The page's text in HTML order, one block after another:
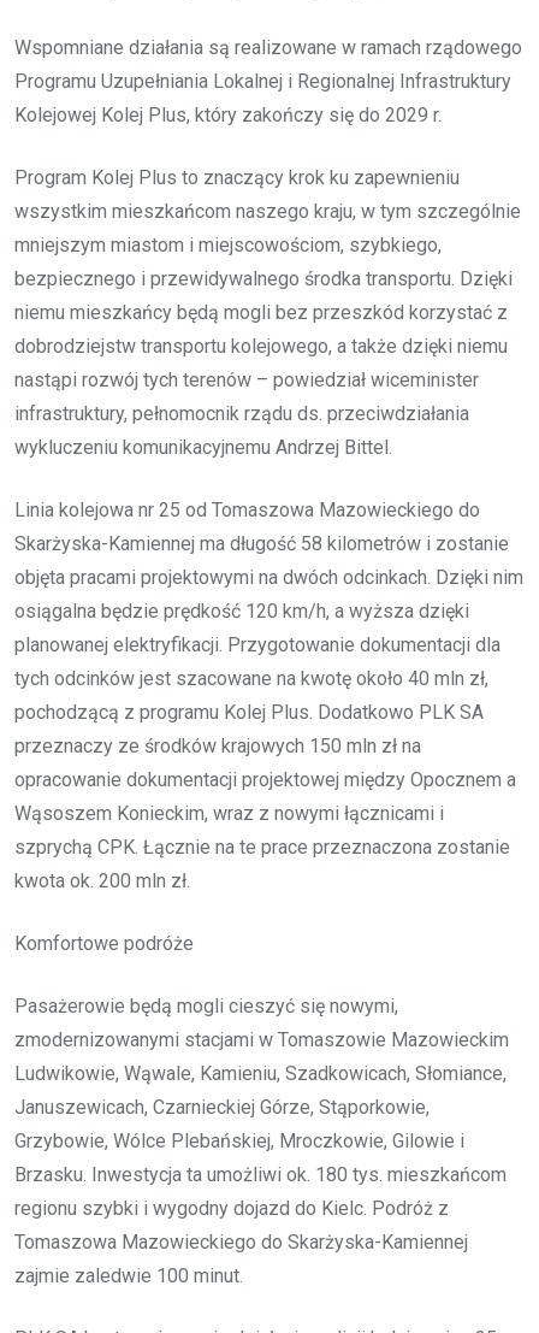
Wspomniane działania są realizowane w ramach rządowego
Programu Uzupełniania Lokalnej i Regionalnej Infrastruktury
Kolejowej Kolej Plus, który zakończy się do 2029 r.
Program Kolej Plus to znaczący krok ku zapewnieniu
wszystkim mieszkańcom naszego kraju, w tym szczególnie
mniejszym miastom i miejscowościom, szybkiego,
bezpiecznego i przewidywalnego środka transportu. Dzięki
niemu mieszkańcy będą mogli bez przeszkód korzystać z
dobrodziejstw transportu kolejowego, a także dzięki niemu
nastąpi rozwój tych terenów – powiedział wiceminister
infrastruktury, pełnomocnik rządu ds. przeciwdziałania
wykluczeniu komunikacyjnemu Andrzej Bittel.
Linia kolejowa nr 25 od Tomaszowa Mazowieckiego do
Skarżyska-Kamiennej ma długość 58 kilometrów i zostanie
objęta pracami projektowymi na dwóch odcinkach. Dzięki nim
osiągalna będzie prędkość 120 km/h, a wyższa dzięki
planowanej elektryfikacji. Przygotowanie dokumentacji dla
tych odcinków jest szacowane na kwotę około 40 mln zł,
pochodzącą z programu Kolej Plus. Dodatkowo PLK SA
przeznaczy ze środków krajowych 150 mln zł na
opracowanie dokumentacji projektowej między Opocznem a
Wąsoszem Konieckim, wraz z nowymi łącznicami i
szprychą CPK. Łącznie na te prace przeznaczona zostanie
kwota ok. 200 mln zł.
Komfortowe podróże
Pasażerowie będą mogli cieszyć się nowymi,
zmodernizowanymi stacjami w Tomaszowie Mazowieckim
Ludwikowie, Wąwale, Kamieniu, Szadkowicach, Słomiance,
Januszewicach, Czarnieckiej Górze, Stąporkowie,
Grzybowie, Wólce Plebańskiej, Mroczkowie, Gilowie i
Brzasku. Inwestycja ta umożliwi ok. 180 tys. mieszkańcom
regionu szybki i wygodny dojazd do Kielc. Podróż z
Tomaszowa Mazowieckiego do Skarżyska-Kamiennej
zajmie zaledwie 100 minut.